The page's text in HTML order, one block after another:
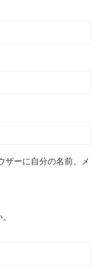
ザーに自分の名前、メ